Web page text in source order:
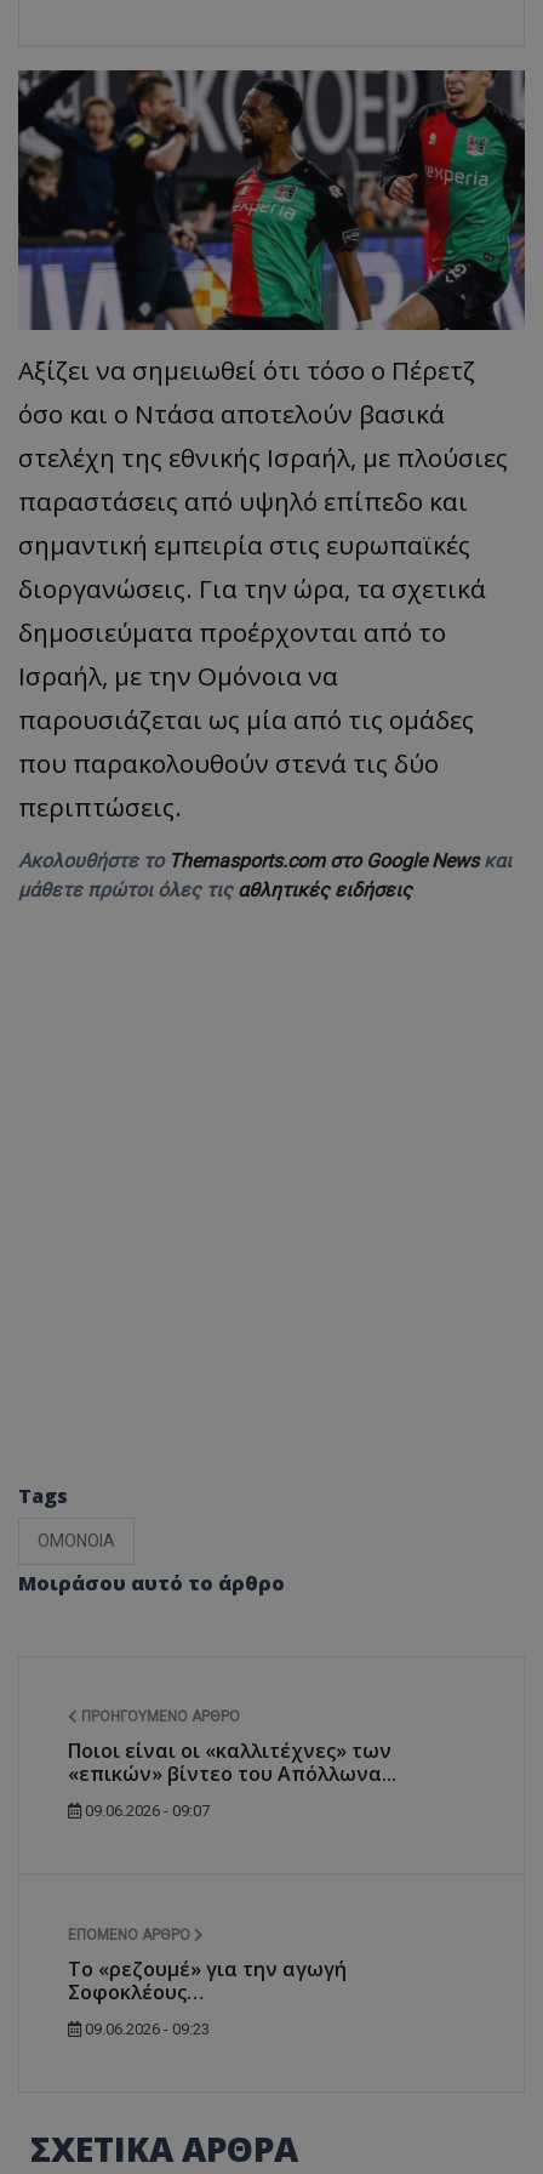
Αξίζει να σημειωθεί ότι τόσο ο Πέρετζ
όσο και ο Ντάσα αποτελούν βασικά
στελέχη της εθνικής Ισραήλ, με πλούσιες
παραστάσεις από υψηλό επίπεδο και
σημαντική εμπειρία στις ευρωπαϊκές
διοργανώσεις. Για την ώρα, τα σχετικά
δημοσιεύματα προέρχονται από το
Ισραήλ, με την Ομόνοια να
παρουσιάζεται ως μία από τις ομάδες
που παρακολουθούν στενά τις δύο
περιπτώσεις.
Ακολουθήστε το Themasports.com στο Google Newsκαι
μάθετε πρώτοι όλες τις αθλητικές ειδήσεις
Tags
ΟΜΟΝΟΙΑ
Μοιράσου αυτό το άρθρο
ΠΡΟΗΓΟΎΜΕΝΟ ΆΡΘΡΟ
Ποιοι είναι οι «καλλιτέχνες» των
«επικών» βίντεο του Απόλλωνα...
09.06.2026 - 09:07
ΕΠΌΜΕΝΟ ΆΡΘΡΟ
Το «ρεζουμέ» για την αγωγή
Σοφοκλέους…
09.06.2026 - 09:23
ΣΧΕΤΙΚΑ ΑΡΘΡΑ